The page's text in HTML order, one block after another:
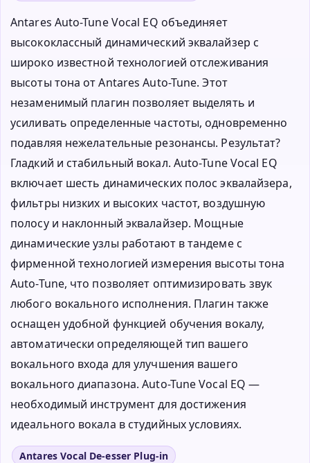
Antares Auto-Tune Vocal EQ объединяет
высококлассный динамический эквалайзер с
широко известной технологией отслеживания
высоты тона от Antares Auto-Tune. Этот
незаменимый плагин позволяет выделять и
усиливать определенные частоты, одновременно
подавляя нежелательные резонансы. Результат?
Гладкий и стабильный вокал. Auto-Tune Vocal EQ
включает шесть динамических полос эквалайзера,
фильтры низких и высоких частот, воздушную
полосу и наклонный эквалайзер. Мощные
динамические узлы работают в тандеме с
фирменной технологией измерения высоты тона
Auto-Tune, что позволяет оптимизировать звук
любого вокального исполнения. Плагин также
оснащен удобной функцией обучения вокалу,
автоматически определяющей тип вашего
вокального входа для улучшения вашего
вокального диапазона. Auto-Tune Vocal EQ —
необходимый инструмент для достижения
идеального вокала в студийных условиях.
Antares Vocal De-esser Plug-in